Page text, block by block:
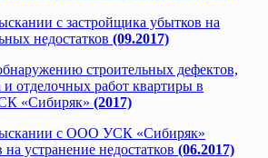
с застройщика убытков на
недостатков (09.2017)
строительных дефектов,
и отделочных работ квартиры в
«Сибиряк» (2017)
с ООО УСК «Сибиряк»
устранение недостатков (06.2017)